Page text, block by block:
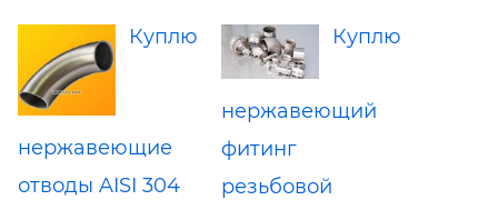
Куплю
нержавеющие
отводы AISI 304
Куплю
нержавеющий
фитинг
резьбовой